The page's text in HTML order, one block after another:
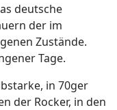
deutsche
der im
Zustände.
Tage.
in 70ger
der Rocker, in den